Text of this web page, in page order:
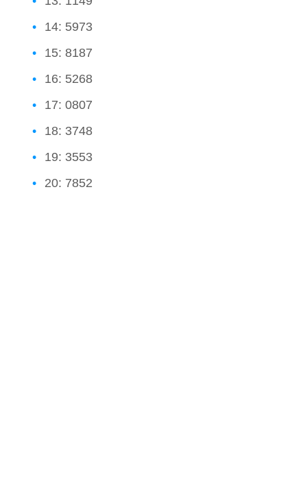
14: 5973
15: 8187
16: 5268
17: 0807
18: 3748
19: 3553
20: 7852